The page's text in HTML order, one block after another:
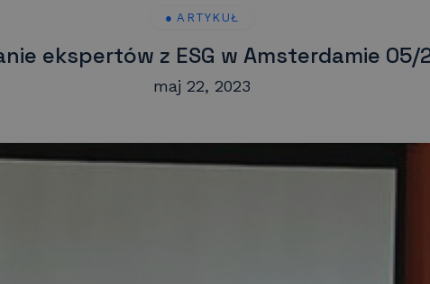
ekspertów z ESG w Amsterdamie 05/
maj 22, 2023